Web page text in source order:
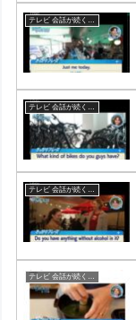
テレビ 会話が続く！リアル旅英語
テレビ 会話が続く！リアル旅英語
テレビ 会話が続く！リアル旅英語